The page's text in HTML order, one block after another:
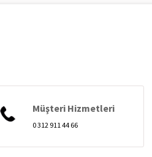
Müşteri Hizmetleri
0 312 911 44 66